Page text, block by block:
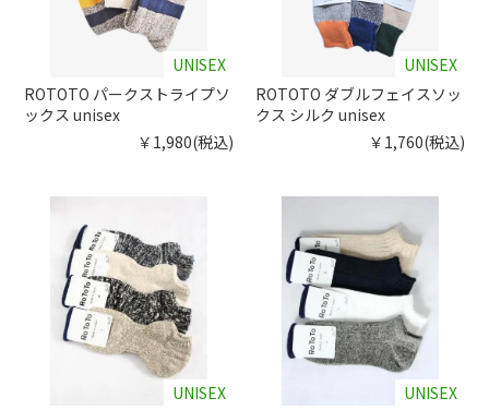
UNISEX
ROTOTO パークストライプソ
ックス unisex
￥1,980(税込)
UNISEX
ROTOTO ダブルフェイスソッ
クス シルク unisex
￥1,760(税込)
UNISEX
UNISEX